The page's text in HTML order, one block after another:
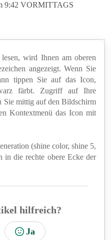
9:42 VORMITTAGS
wird Ihnen am oberen
angezeigt. Wenn Sie
tippen Sie auf das Icon,
färbt. Zugriff auf Ihre
Sie mittig auf den Bildschirm
Kontextmenü das Icon mit
(shine color, shine 5,
in die rechte obere Ecke der
hilfreich?
Ja